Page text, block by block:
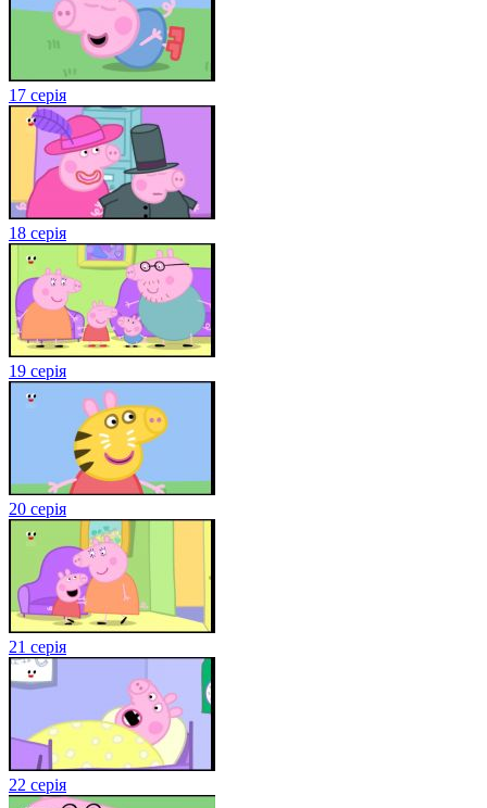
17 серія
18 серія
19 серія
20 серія
21 серія
22 серія